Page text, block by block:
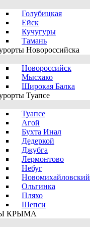
Голубицкая
Ейск
Кучугуры
Тамань
Новороссийска
Новороссийск
Мысхако
Широкая Балка
Туапсе
Туапсе
Агой
Бухта Инал
Дедеркой
Джубга
Лермонтово
Небуг
Новомихайловский
Ольгинка
Пляхо
Шепси
КРЫМА